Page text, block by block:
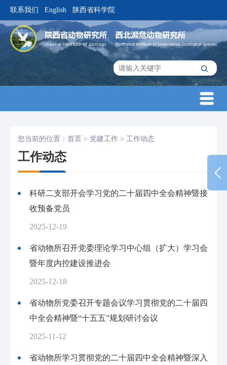
联系我们 English 陕西省科学院
您当前的位置： 首页 > 党建工作 > 工作动态
工作动态
科研二支部开会学习党的二十届四中全会精神暨接
收预备党员
2025-12-19
省动物所召开党委理论学习中心组（扩大）学习会
暨年度内控建设推进会
2025-12-18
省动物所党委召开专题会议学习贯彻党的二十届四
中全会精神暨“十五五”规划研讨会议
2025-11-12
省动物所学习贯彻党的二十届四中全会精神暨深入